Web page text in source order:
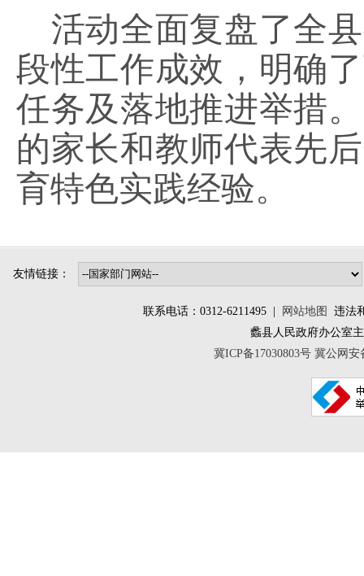
活动全面复盘了全
段性工作成效，明确
任务及落地推进举措
的家长和教师代表先
育特色实践经验。
友情链接：
联系电话：0312-6211495 | 网站地图
违法
蠡县人民政府办公
冀ICP备17030803号 冀公网安